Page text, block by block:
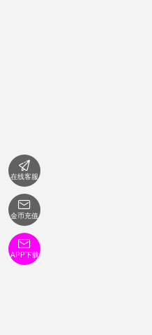

在线客服

金币充值

APP下载